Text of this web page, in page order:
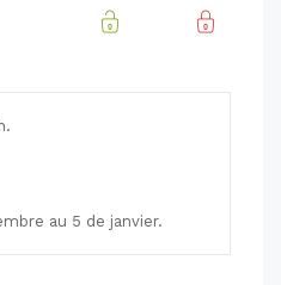
au 5 de janvier.